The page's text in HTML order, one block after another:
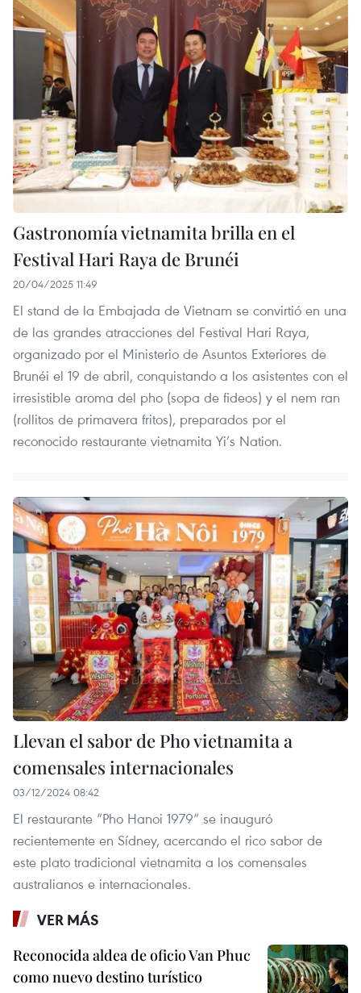
Gastronomía vietnamita brilla en el
Festival Hari Raya de Brunéi
20/04/2025 11:49
El stand de la Embajada de Vietnam se convirtió en una
de las grandes atracciones del Festival Hari Raya,
organizado por el Ministerio de Asuntos Exteriores de
Brunéi el 19 de abril, conquistando a los asistentes con el
irresistible aroma del pho (sopa de fideos) y el nem ran
(rollitos de primavera fritos), preparados por el
reconocido restaurante vietnamita Yi’s Nation.
Llevan el sabor de Pho vietnamita a
comensales internacionales
03/12/2024 08:42
El restaurante “Pho Hanoi 1979” se inauguró
recientemente en Sídney, acercando el rico sabor de
este plato tradicional vietnamita a los comensales
australianos e internacionales.
VER MÁS
Reconocida aldea de oficio Van Phuc
como nuevo destino turístico